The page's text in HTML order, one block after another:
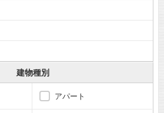
建物種別
アパート